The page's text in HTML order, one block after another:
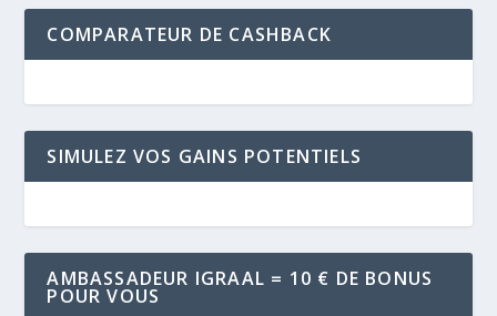
COMPARATEUR DE CASHBACK
SIMULEZ VOS GAINS POTENTIELS
AMBASSADEUR IGRAAL = 10 € DE BONUS
POUR VOUS